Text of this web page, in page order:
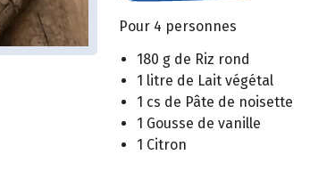
Pour 4 personnes
180 g de Riz rond
1 litre de Lait végétal
1 cs de Pâte de noisette
1 Gousse de vanille
1 Citron